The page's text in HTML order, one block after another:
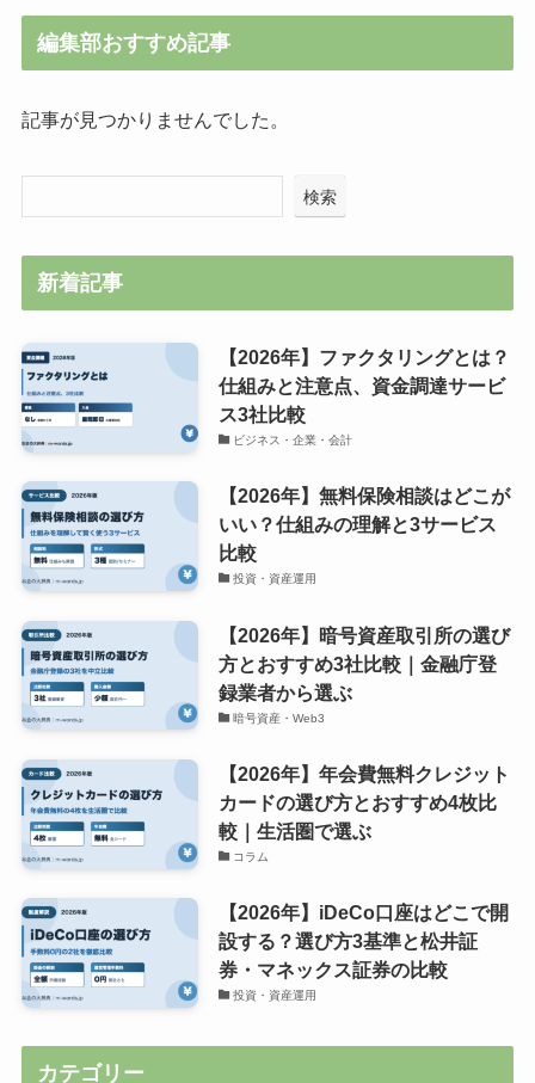
編集部おすすめ記事
記事が見つかりませんでした。
検索
新着記事
【2026年】ファクタリングとは？
仕組みと注意点、資金調達サービ
ス3社比較
ビジネス・企業・会計
【2026年】無料保険相談はどこが
いい？仕組みの理解と3サービス
比較
投資・資産運用
【2026年】暗号資産取引所の選び
方とおすすめ3社比較｜金融庁登
録業者から選ぶ
暗号資産・Web3
【2026年】年会費無料クレジット
カードの選び方とおすすめ4枚比
較｜生活圏で選ぶ
コラム
【2026年】iDeCo口座はどこで開
設する？選び方3基準と松井証
券・マネックス証券の比較
投資・資産運用
カテゴリー